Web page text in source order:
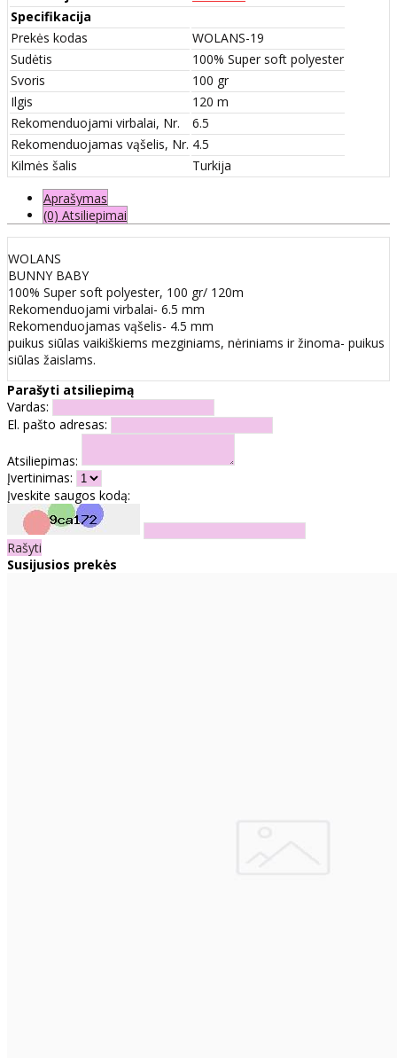
Specifikacija
Prekės kodas
WOLANS-19
Sudėtis
100% Super soft polyester
Svoris
100 gr
Ilgis
120 m
Rekomenduojami virbalai, Nr.
6.5
Rekomenduojamas vąšelis, Nr. 4.5
Kilmės šalis
Turkija
Aprašymas
(0) Atsiliepimai
WOLANS
BUNNY BABY
100% Super soft polyester, 100 gr/ 120m
Rekomenduojami virbalai- 6.5 mm
Rekomenduojamas vąšelis- 4.5 mm
puikus siūlas vaikiškiems mezginiams, nėriniams ir žinoma- puikus
siūlas žaislams.
Parašyti atsiliepimą
Vardas:
El. pašto adresas:
Atsiliepimas:
Įvertinimas:
Įveskite saugos kodą:
Rašyti
Susijusios prekės